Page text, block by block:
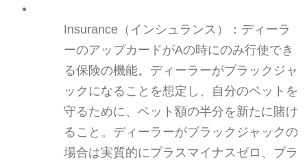
Insurance（インシュランス ）： ディーラ
ーのアップカードがAの時にのみ行使でき
る保険の機能。ディーラーがブラックジャ
ックになることを想定し、自分のベット を
守るために、ベット額の半分を新たに賭け
ること。ディーラーがブラックジャックの
場合は実質的にプラスマイナスゼロ 、 ブラ